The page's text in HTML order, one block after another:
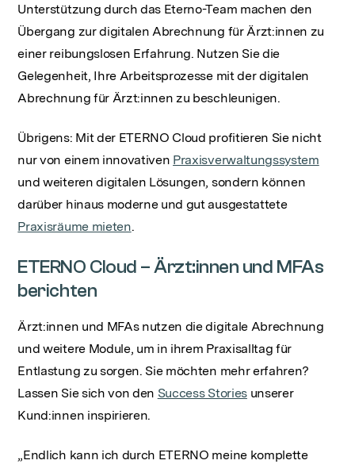
Unterstützung durch das Eterno-Team machen den
Übergang zur digitalen Abrechnung für Ärzt:innen zu
einer reibungslosen Erfahrung. Nutzen Sie die
Gelegenheit, Ihre Arbeitsprozesse mit der digitalen
Abrechnung für Ärzt:innen zu beschleunigen.
Übrigens: Mit der ETERNO Cloud profitieren Sie nicht
nur von einem innovativen Praxisverwaltungssystem
und weiteren digitalen Lösungen, sondern können
darüber hinaus moderne und gut ausgestattete
Praxisräume mieten.
ETERNO Cloud – Ärzt:innen und MFAs
berichten
Ärzt:innen und MFAs nutzen die digitale Abrechnung
und weitere Module, um in ihrem Praxisalltag für
Entlastung zu sorgen. Sie möchten mehr erfahren?
Lassen Sie sich von den Success Storiesunserer
Kund:innen inspirieren.
„Endlich kann ich durch ETERNO meine komplette